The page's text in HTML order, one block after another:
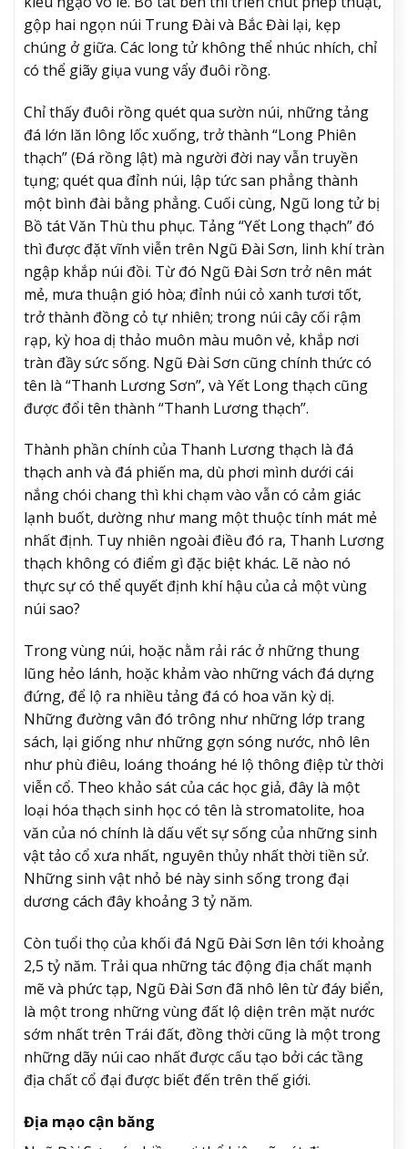
gộp hai ngọn núi Trung Đài và Bắc Đài lại, kẹp
chúng ở giữa. Các long tử không thể nhúc nhích, chỉ
có thể giãy giụa vung vẩy đuôi rồng.
Chỉ thấy đuôi rồng quét qua sườn núi, những tảng
đá lớn lăn lông lốc xuống, trở thành “Long Phiên
thạch” (Đá rồng lật) mà người đời nay vẫn truyền
tụng; quét qua đỉnh núi, lập tức san phẳng thành
một bình đài bằng phẳng. Cuối cùng, Ngũ long tử bị
Bồ tát Văn Thù thu phục. Tảng “Yết Long thạch” đó
thì được đặt vĩnh viễn trên Ngũ Đài Sơn, linh khí tràn
ngập khắp núi đồi. Từ đó Ngũ Đài Sơn trở nên mát
mẻ, mưa thuận gió hòa; đỉnh núi cỏ xanh tươi tốt,
trở thành đồng cỏ tự nhiên; trong núi cây cối rậm
rạp, kỳ hoa dị thảo muôn màu muôn vẻ, khắp nơi
tràn đầy sức sống. Ngũ Đài Sơn cũng chính thức có
tên là “Thanh Lương Sơn”, và Yết Long thạch cũng
được đổi tên thành “Thanh Lương thạch”.
Thành phần chính của Thanh Lương thạch là đá
thạch anh và đá phiến ma, dù phơi mình dưới cái
nắng chói chang thì khi chạm vào vẫn có cảm giác
lạnh buốt, dường như mang một thuộc tính mát mẻ
nhất định. Tuy nhiên ngoài điều đó ra, Thanh Lương
thạch không có điểm gì đặc biệt khác. Lẽ nào nó
thực sự có thể quyết định khí hậu của cả một vùng
núi sao?
Trong vùng núi, hoặc nằm rải rác ở những thung
lũng hẻo lánh, hoặc khảm vào những vách đá dựng
đứng, để lộ ra nhiều tảng đá có hoa văn kỳ dị.
Những đường vân đó trông như những lớp trang
sách, lại giống như những gợn sóng nước, nhô lên
như phù điêu, loáng thoáng hé lộ thông điệp từ thời
viễn cổ. Theo khảo sát của các học giả, đây là một
loại hóa thạch sinh học có tên là stromatolite, hoa
văn của nó chính là dấu vết sự sống của những sinh
vật tảo cổ xưa nhất, nguyên thủy nhất thời tiền sử.
Những sinh vật nhỏ bé này sinh sống trong đại
dương cách đây khoảng 3 tỷ năm.
Còn tuổi thọ của khối đá Ngũ Đài Sơn lên tới khoảng
2,5 tỷ năm. Trải qua những tác động địa chất mạnh
mẽ và phức tạp, Ngũ Đài Sơn đã nhô lên từ đáy biển,
là một trong những vùng đất lộ diện trên mặt nước
sớm nhất trên Trái đất, đồng thời cũng là một trong
những dãy núi cao nhất được cấu tạo bởi các tầng
địa chất cổ đại được biết đến trên thế giới.
Địa mạo cận băng